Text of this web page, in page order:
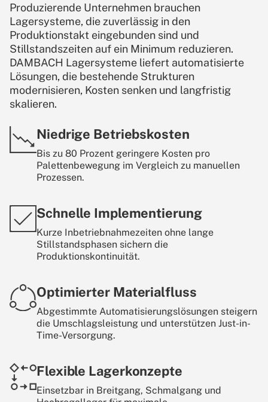
Produzierende Unternehmen brauchen
Lagersysteme, die zuverlässig in den
Produktionstakt eingebunden sind und
Stillstandszeiten auf ein Minimum reduzieren.
DAMBACH Lagersysteme liefert automatisierte
Lösungen, die bestehende Strukturen
modernisieren, Kosten senken und langfristig
skalieren.
Niedrige Betriebskosten
Bis zu 80 Prozent geringere Kosten pro
Palettenbewegung im Vergleich zu manuellen
Prozessen.
Schnelle Implementierung
Kurze Inbetriebnahmezeiten ohne lange
Stillstandsphasen sichern die
Produktionskontinuität.
Optimierter Materialfluss
Abgestimmte Automatisierungslösungen steigern
die Umschlagsleistung und unterstützen Just-in-
Time-Versorgung.
Flexible Lagerkonzepte
Einsetzbar in Breitgang, Schmalgang und